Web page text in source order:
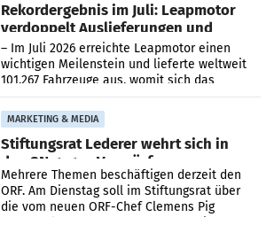
Rekordergebnis im Juli: Leapmotor
verdoppelt Auslieferungen und
überschreitet die 100.000er-Marke
– Im Juli 2026 erreichte Leapmotor einen
wichtigen Meilenstein und lieferte weltweit
101.267 Fahrzeuge aus, womit sich das
Ergebnis gegenüber Juli 2025 mehr als
verdoppelte (+102
MARKETING & MEDIA
Stiftungsrat Lederer wehrt sich in
den SN gegen Vorwürfe
Mehrere Themen beschäftigen derzeit den
ORF. Am Dienstag soll im Stiftungsrat über
die vom neuen ORF-Chef Clemens Pig